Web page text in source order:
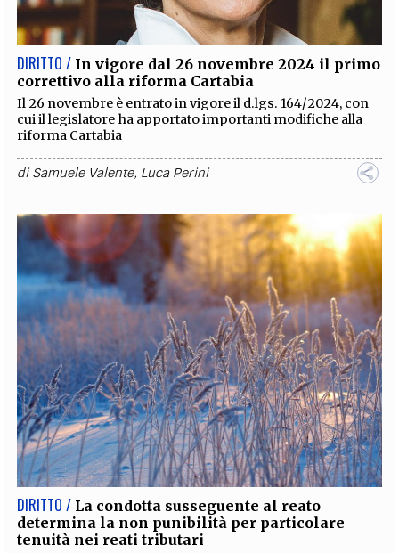
DIRITTO / In vigore dal 26 novembre 2024 il primo
correttivo alla riforma Cartabia
Il 26 novembre è entrato in vigore il d.lgs. 164/2024, con
cui il legislatore ha apportato importanti modifiche alla
riforma Cartabia
diSamuele Valente, Luca Perini
DIRITTO / La condotta susseguente al reato
determina la non punibilità per particolare
tenuità nei reati tributari